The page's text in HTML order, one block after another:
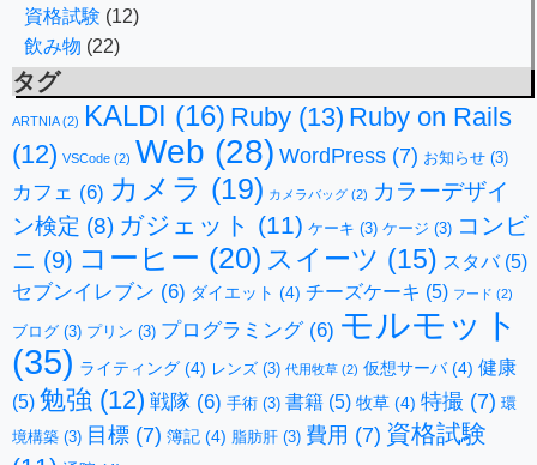
資格試験 (12)
飲み物 (22)
タグ
ARTNIA(2) KALDI (16) Ruby (13) Ruby on Rails
(12) VSCode (2) Web (28) WordPress (7) お知らせ (3)
カフェ (6) カメラ (19) カメラバッグ (2) カラーデザイ
ン検定 (8) ガジェット (11) ケーキ (3) ケージ (3) コンビ
ニ (9) コーヒー (20) スイーツ (15) スタバ(5)
セブンイレブン (6) ダイエット (4) チーズケーキ (5) フード (2)
ブログ (3) プリン (3) プログラミング(6) モルモット
(35) ライティング (4) レンズ (3) 代用牧草 (2) 仮想サーバ(4) 健康
(5) 勉強 (12) 戦隊 (6) 手術 (3) 書籍 (5) 牧草 (4) 特撮 (7) 環
境構築 (3) 目標 (7) 簿記 (4) 脂肪肝 (3) 費用 (7) 資格試験